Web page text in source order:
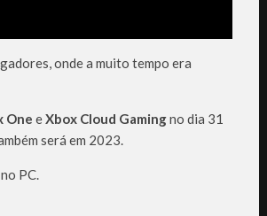
onde a muito tempo era
One eXbox Cloud Gamingno dia 31
será em 2023.
PC.